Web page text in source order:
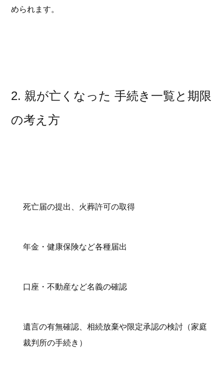
められます。
2. 親が亡くなった 手続き一覧と期限
の考え方
死亡届の提出、火葬許可の取得
年金・健康保険など各種届出
口座・不動産など名義の確認
遺言の有無確認、相続放棄や限定承認の検討（家庭
裁判所の手続き）